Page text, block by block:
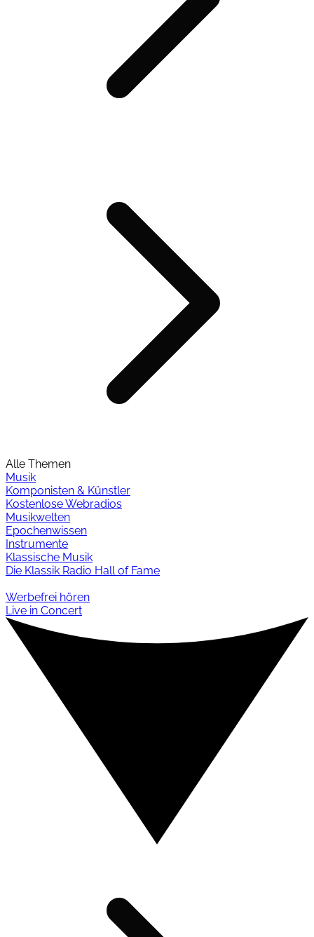
Alle Themen
Musik
Komponisten & Künstler
Kostenlose Webradios
Musikwelten
Epochenwissen
Instrumente
Klassische Musik
Die Klassik Radio Hall of Fame
Werbefrei hören
Live in Concert